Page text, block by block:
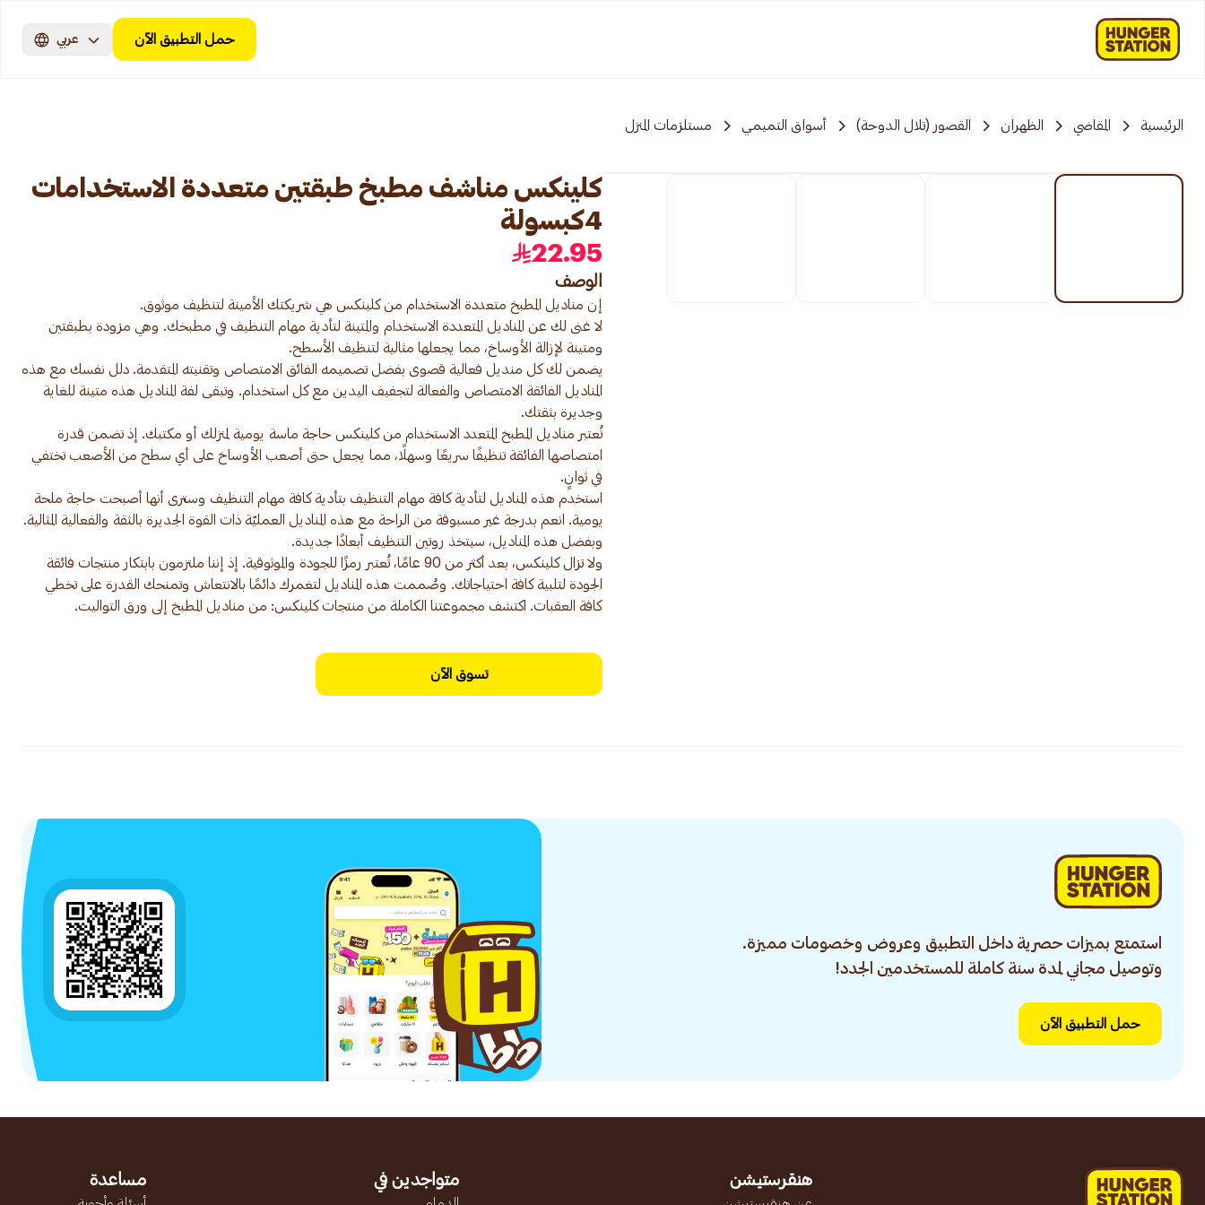
حمل التطبيق الآن عربي
الرئيسية المقاضي الظهران القصور (تلال الدوحة) أسواق التميمي مستلزمات المنزل
كلينكس مناشف مطبخ طبقتين متعددة الاستخدامات
4كبسولة
22.95
الوصف
لا غنى لك عن المناديل المتعددة الاستخدام والمتينة لتأدية مهام التنظيف في مطبخك. وهي مزودة بطبقتين
يضمن لك كل منديل فعالية قصوى بفضل تصميمه الفائق الامتصاص وتقنيته المتقدمة. دلل نفسك مع هذه
المناديل الفائقة الامتصاص والفعالة لتجفيف اليدين مع كل استخدام. وتبقى لفة المناديل هذه متينة للغاية
تُعتبر مناديل المطبخ المتعدد الاستخدام من كلينكس حاجة ماسة يومية لمنزلك أو مكتبك. إذ تضمن قدرة
امتصاصها الفائقة تنظيفًا سريعًا وسهلًا، مما يجعل حتى أصعب الأوساخ على أي سطح من الأصعب تختفي
استخدم هذه المناديل لتأدية كافة مهام التنظيف بتأدية كافة مهام التنظيف وسترى أنها أصبحت حاجة ملحة
يومية. انعم بدرجة غير مسبوقة من الراحة مع هذه المناديل العمليّة ذات القوة الجديرة بالثقة والفعالية المثالية.
ولا تزال كلينكس، بعد أكثر من 90 عامًا، تُعتبر رمزًا للجودة والموثوقية. إذ إننا ملتزمون بابتكار منتجات فائقة
الجودة لتلبية كافة احتياجاتك. وصُممت هذه المناديل لتغمرك دائمًا بالانتعاش وتمنحك القدرة على تخطي
كافة العقبات. اكتشف مجموعتنا الكاملة من منتجات كلينكس: من مناديل المطبخ إلى ورق التواليت.
تسوق الآن
استمتع بميزات حصرية داخل التطبيق وعروض وخصومات مميزة.
وتوصيل مجاني لمدة سنة كاملة للمستخدمين الجدد!
حمل التطبيق الآن
هنقرستيشن متواجدين في مساعدة